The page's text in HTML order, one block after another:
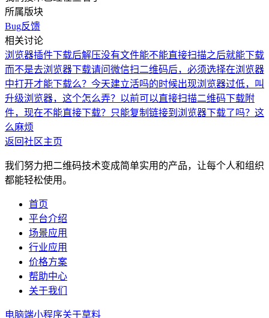
所属版块
Bug反馈
相关讨论
浏览器插件下载后解压没有文件能不能直接扫描之后就能下载
而不是去浏览器下载请问微信扫二维码后，必须选择在浏览器
中打开才能下载么？ 今天建立活吗的时候出现浏览器过低，叫
升级浏览器，这个怎么弄？ 以前可以直接扫描二维码下载附
件，现在不能直接下载？只能复制链接到浏览器下载了吗？这
么麻烦
返回社区主页
我们努力把二维码技术变成简单实用的产品，让每个人和组织
都能轻松使用。
首页
平台介绍
场景应用
行业应用
价格方案
帮助中心
关于我们
电脑端小程序关于草料